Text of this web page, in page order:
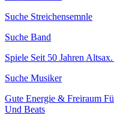
Suche Streichensemnle
Suche Band
Spiele Seit 50 Jahren
Suche Musiker
Gute Energie & Freiraum
Und Beats